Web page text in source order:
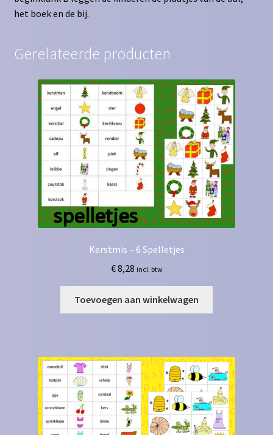
het boek en de bij.
Gerelateerde producten
Kerstmis – 6 Spelletjes
€8,28 incl. btw
Toevoegen aan winkelwagen